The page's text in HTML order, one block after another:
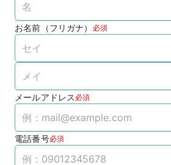
お名前（フリガナ） 必須
メールアドレス 必須
電話番号必須